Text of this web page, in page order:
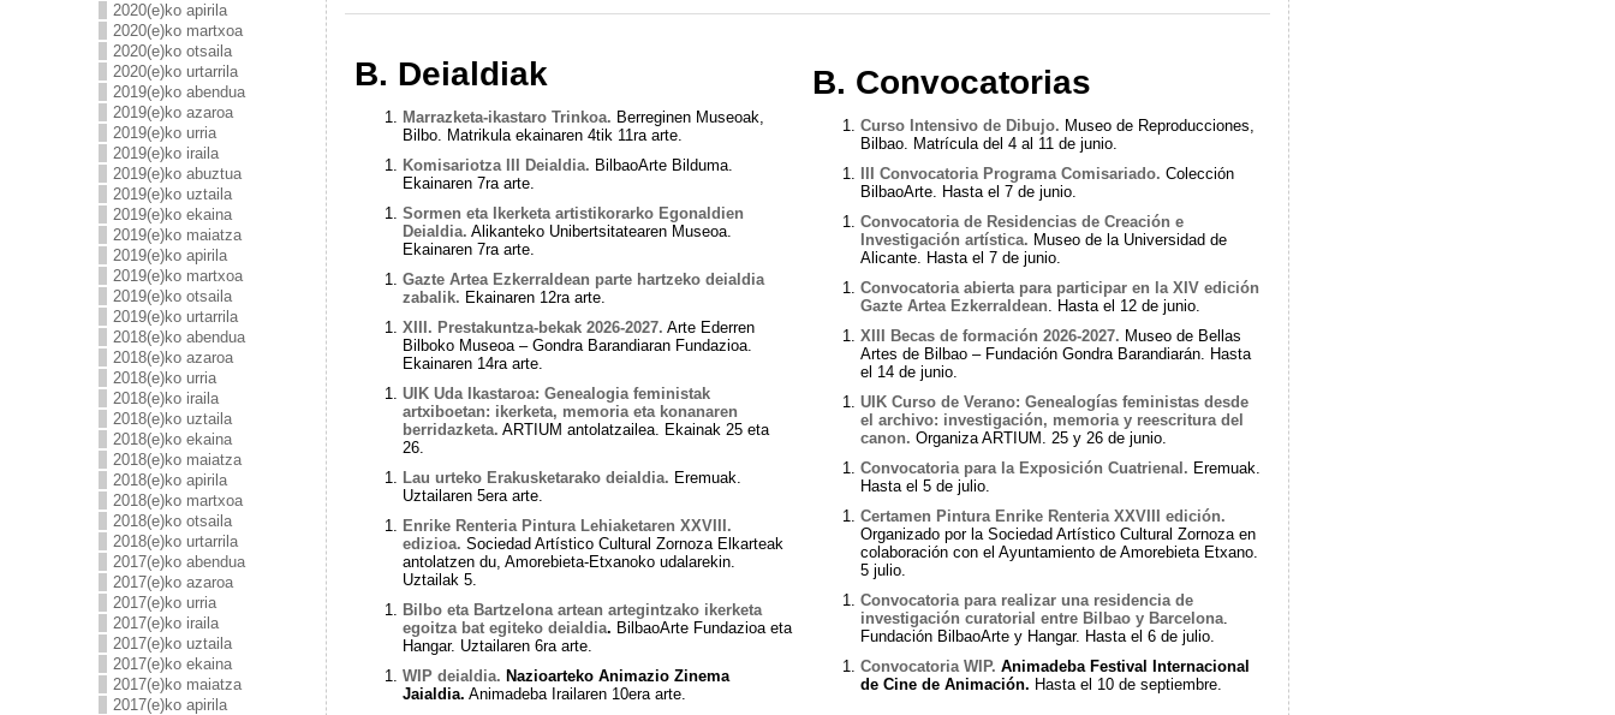
2020(e)ko apirila
2020(e)ko martxoa
2020(e)ko otsaila
2020(e)ko urtarrila
2019(e)ko abendua
2019(e)ko azaroa
2019(e)ko urria
2019(e)ko iraila
2019(e)ko abuztua
2019(e)ko uztaila
2019(e)ko ekaina
2019(e)ko maiatza
2019(e)ko apirila
2019(e)ko martxoa
2019(e)ko otsaila
2019(e)ko urtarrila
2018(e)ko abendua
2018(e)ko azaroa
2018(e)ko urria
2018(e)ko iraila
2018(e)ko uztaila
2018(e)ko ekaina
2018(e)ko maiatza
2018(e)ko apirila
2018(e)ko martxoa
2018(e)ko otsaila
2018(e)ko urtarrila
2017(e)ko abendua
2017(e)ko azaroa
2017(e)ko urria
2017(e)ko iraila
2017(e)ko uztaila
2017(e)ko ekaina
2017(e)ko maiatza
2017(e)ko apirila
B. Deialdiak
Marrazketa-ikastaro Trinkoa. Berreginen Museoak,
Bilbo. Matrikula ekainaren 4tik 11ra arte.
Komisariotza III Deialdia. BilbaoArte Bilduma.
Ekainaren 7ra arte.
Sormen eta Ikerketa artistikorarko Egonaldien
Deialdia. Alikanteko Unibertsitatearen Museoa.
Ekainaren 7ra arte.
Gazte Artea Ezkerraldean parte hartzeko deialdia
zabalik. Ekainaren 12ra arte.
XIII. Prestakuntza-bekak 2026-2027. Arte Ederren
Bilboko Museoa – Gondra Barandiaran Fundazioa.
Ekainaren 14ra arte.
UIK Uda Ikastaroa: Genealogia feministak
artxiboetan: ikerketa, memoria eta konanaren
berridazketa. ARTIUM antolatzailea. Ekainak 25 eta
26.
Lau urteko Erakusketarako deialdia. Eremuak.
Uztailaren 5era arte.
Enrike Renteria Pintura Lehiaketaren XXVIII.
edizioa. Sociedad Artístico Cultural Zornoza Elkarteak
antolatzen du, Amorebieta-Etxanoko udalarekin.
Uztailak 5.
Bilbo eta Bartzelona artean artegintzako ikerketa
egoitza bat egiteko deialdia. BilbaoArte Fundazioa eta
Hangar. Uztailaren 6ra arte.
WIP deialdia. Nazioarteko Animazio Zinema
Jaialdia. Animadeba Irailaren 10era arte.
B. Convocatorias
Curso Intensivo de Dibujo. Museo de Reproducciones,
Bilbao. Matrícula del 4 al 11 de junio.
III Convocatoria Programa Comisariado. Colección
BilbaoArte. Hasta el 7 de junio.
Convocatoria de Residencias de Creación e
Investigación artística. Museo de la Universidad de
Alicante. Hasta el 7 de junio.
Convocatoria abierta para participar en la XIV edición
Gazte Artea Ezkerraldean. Hasta el 12 de junio.
XIII Becas de formación 2026-2027. Museo de Bellas
Artes de Bilbao – Fundación Gondra Barandiarán. Hasta
el 14 de junio.
UIK Curso de Verano: Genealogías feministas desde
el archivo: investigación, memoria y reescritura del
canon. Organiza ARTIUM. 25 y 26 de junio.
Convocatoria para la Exposición Cuatrienal. Eremuak.
Hasta el 5 de julio.
Certamen Pintura Enrike Renteria XXVIII edición.
Organizado por la Sociedad Artístico Cultural Zornoza en
colaboración con el Ayuntamiento de Amorebieta Etxano.
5 julio.
Convocatoria para realizar una residencia de
investigación curatorial entre Bilbao y Barcelona.
Fundación BilbaoArte y Hangar. Hasta el 6 de julio.
Convocatoria WIP. Animadeba Festival Internacional
de Cine de Animación. Hasta el 10 de septiembre.